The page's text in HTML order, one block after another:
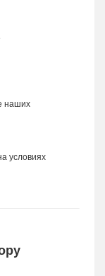
наших
условиях